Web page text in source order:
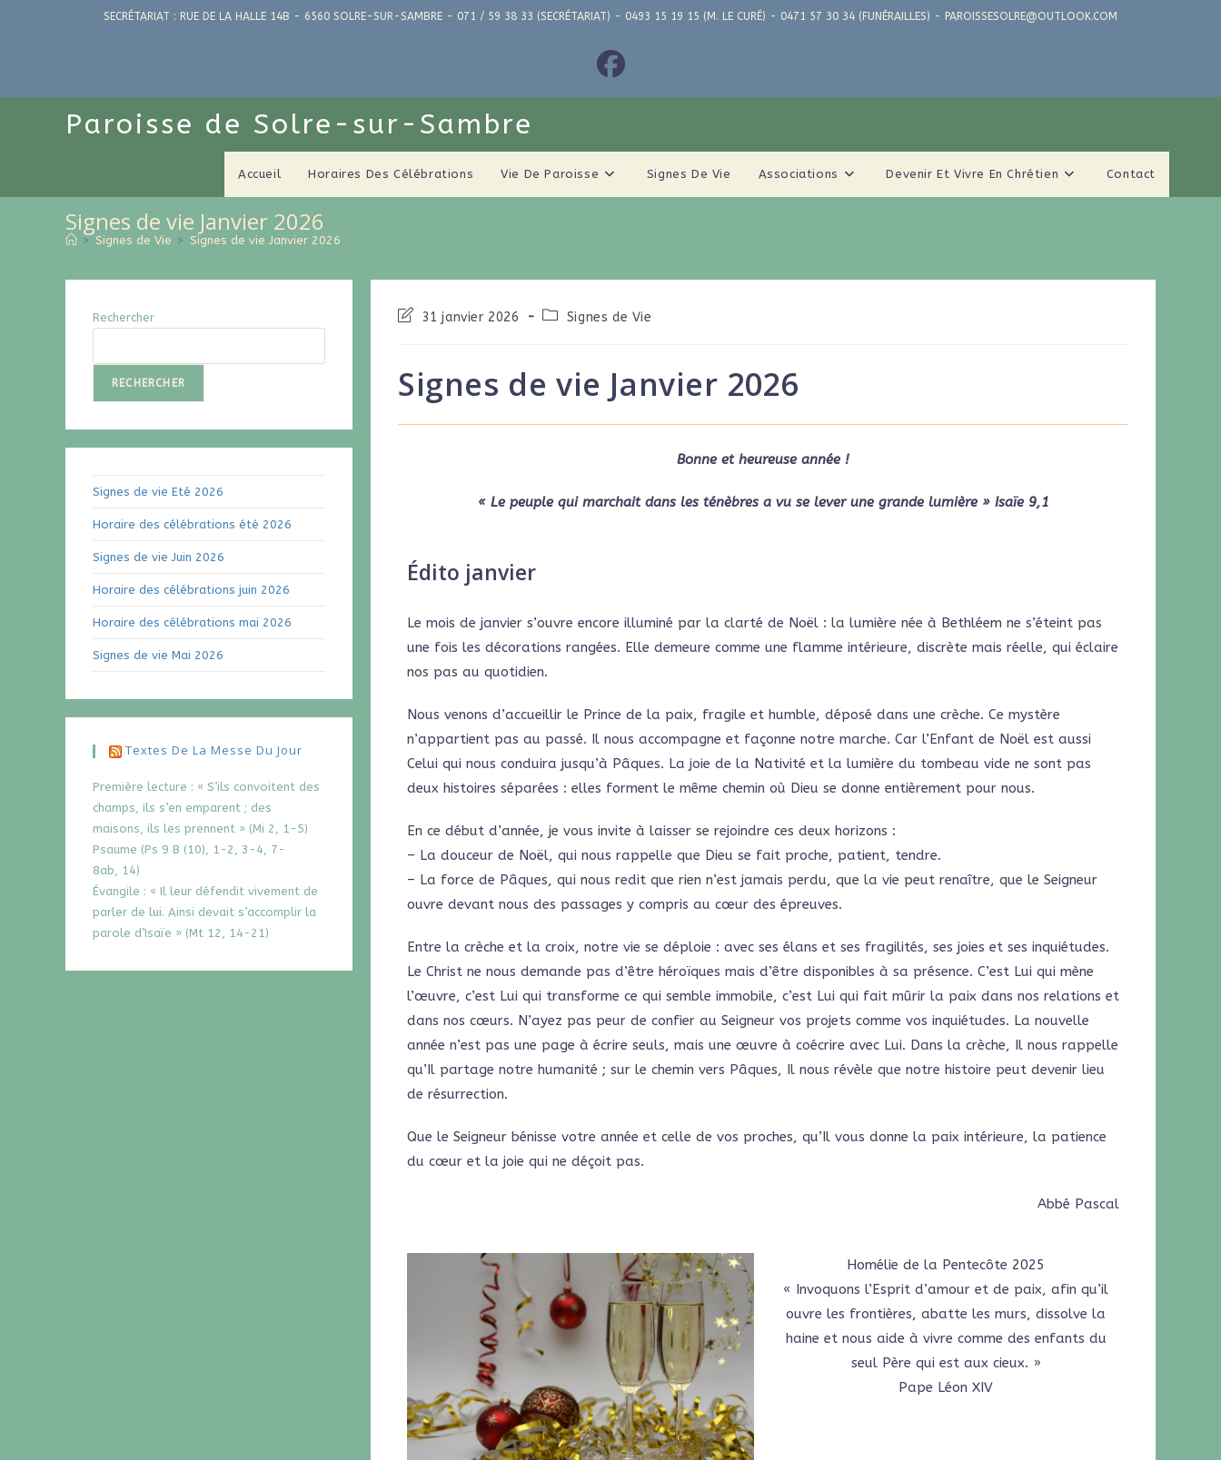
SECRÉTARIAT : RUE DE LA HALLE 14B - 6560 SOLRE-SUR-SAMBRE - 071 / 59 38 33 (SECRÉTARIAT) - 0493 15 19 15 (M. LE CURÉ) - 0471 57 30 34 (FUNÉRAILLES) - PAROISSESOLRE@OUTLOOK.COM
Paroisse de Solre-sur-Sambre
Accueil Horaires Des Célébrations Vie De Paroisse Signes De Vie Associations Devenir Et Vivre En Chrétien Contact
Signes de vie Janvier 2026
> Signes de Vie > Signes de vie Janvier 2026
31 janvier 2026 Signes de Vie
Signes de vie Janvier 2026
Bonne et heureuse année !
« Le peuple qui marchait dans les ténèbres a vu se lever une grande lumière » Isaïe 9,1
Édito janvier
Le mois de janvier s’ouvre encore illuminé par la clarté de Noël : la lumière née à Bethléem ne s’éteint pas
une fois les décorations rangées. Elle demeure comme une flamme intérieure, discrète mais réelle, qui éclaire
nos pas au quotidien.
Nous venons d’accueillir le Prince de la paix, fragile et humble, déposé dans une crèche. Ce mystère
n’appartient pas au passé. Il nous accompagne et façonne notre marche. Car l’Enfant de Noël est aussi
Celui qui nous conduira jusqu’à Pâques. La joie de la Nativité et la lumière du tombeau vide ne sont pas
deux histoires séparées : elles forment le même chemin où Dieu se donne entièrement pour nous.
En ce début d’année, je vous invite à laisser se rejoindre ces deux horizons :
– La douceur de Noël, qui nous rappelle que Dieu se fait proche, patient, tendre.
– La force de Pâques, qui nous redit que rien n’est jamais perdu, que la vie peut renaître, que le Seigneur
ouvre devant nous des passages y compris au cœur des épreuves.
Entre la crèche et la croix, notre vie se déploie : avec ses élans et ses fragilités, ses joies et ses inquiétudes.
Le Christ ne nous demande pas d’être héroïques mais d’être disponibles à sa présence. C’est Lui qui mène
l’œuvre, c’est Lui qui transforme ce qui semble immobile, c’est Lui qui fait mûrir la paix dans nos relations et
dans nos cœurs. N’ayez pas peur de confier au Seigneur vos projets comme vos inquiétudes. La nouvelle
année n’est pas une page à écrire seuls, mais une œuvre à coécrire avec Lui. Dans la crèche, Il nous rappelle
qu’Il partage notre humanité ; sur le chemin vers Pâques, Il nous révèle que notre histoire peut devenir lieu
de résurrection.
Que le Seigneur bénisse votre année et celle de vos proches, qu’Il vous donne la paix intérieure, la patience
du cœur et la joie qui ne déçoit pas.
Abbé Pascal
Homélie de la Pentecôte 2025
« Invoquons l’Esprit d’amour et de paix, afin qu’il
ouvre les frontières, abatte les murs, dissolve la
haine et nous aide à vivre comme des enfants du
seul Père qui est aux cieux. »
Pape Léon XIV
Rechercher
RECHERCHER
Signes de vie Eté 2026
Horaire des célébrations été 2026
Signes de vie Juin 2026
Horaire des célébrations juin 2026
Horaire des célébrations mai 2026
Signes de vie Mai 2026
Textes De La Messe Du Jour
Première lecture : « S’ils convoitent des
champs, ils s’en emparent ; des
maisons, ils les prennent » (Mi 2, 1-5)
Psaume (Ps 9 B (10), 1-2, 3-4, 7-
8ab, 14)
Évangile : « Il leur défendit vivement de
parler de lui. Ainsi devait s’accomplir la
parole d’Isaïe » (Mt 12, 14-21)